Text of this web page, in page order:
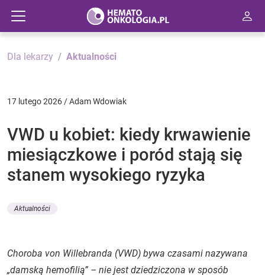
Dla lekarzy Aktualności
17 lutego 2026 / Adam Wdowiak
VWD u kobiet: kiedy krwawienie
miesiączkowe i poród stają się
stanem wysokiego ryzyka
Aktualności
Choroba von Willebranda (VWD) bywa czasami nazywana
„damską hemofilią” – nie jest dziedziczona w sposób